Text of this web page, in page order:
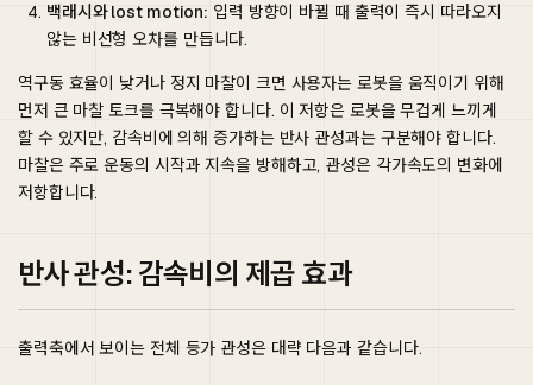
백래시와 lost motion: 입력 방향이 바뀔 때 출력이 즉시 따라오지
않는 비선형 오차를 만듭니다.
역구동 효율이 낮거나 정지 마찰이 크면 사용자는 로봇을 움직이기 위해
먼저 큰 마찰 토크를 극복해야 합니다. 이 저항은 로봇을 무겁게 느끼게
할 수 있지만, 감속비에 의해 증가하는 반사 관성과는 구분해야 합니다.
마찰은 주로 운동의 시작과 지속을 방해하고, 관성은 각가속도의 변화에
저항합니다.
반사 관성: 감속비의 제곱 효과
출력축에서 보이는 전체 등가 관성은 대략 다음과 같습니다.